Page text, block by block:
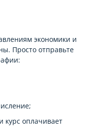
экономики и
Просто отправьте
курс оплачивает